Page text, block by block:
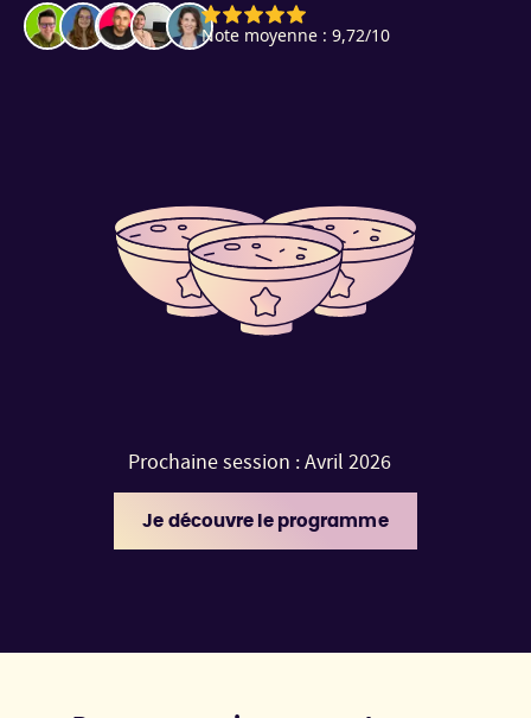
Prochaine session : Avril 2026
Je découvre le programme